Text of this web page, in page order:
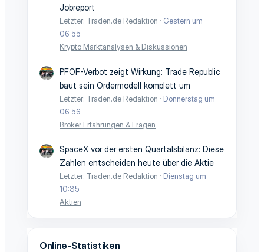
Jobreport
Letzter: Traden.de Redaktion
Gestern um
06:55
Krypto Marktanalysen & Diskussionen
PFOF-Verbot zeigt Wirkung: Trade Republic
baut sein Ordermodell komplett um
Letzter: Traden.de Redaktion
Donnerstag um
06:56
Broker Erfahrungen & Fragen
SpaceX vor der ersten Quartalsbilanz: Diese
Zahlen entscheiden heute über die Aktie
Letzter: Traden.de Redaktion
Dienstag um
10:35
Aktien
Online-Statistiken